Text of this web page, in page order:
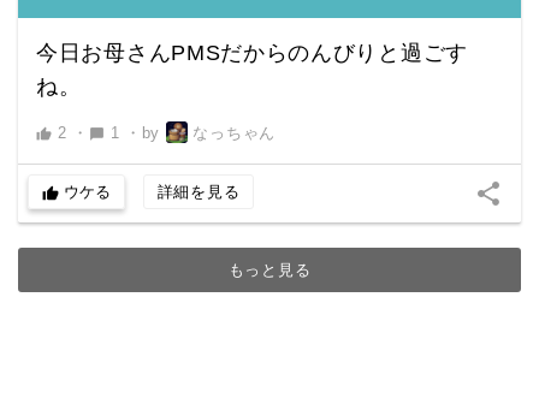
今日お母さんPMSだからのんびりと過ごす
ね。
thumb_up 2 ・ chat_bubble 1 ・ by なっちゃん
thumb_up ウケる 詳細を見る share
もっと見る